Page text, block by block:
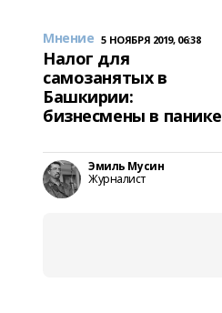
Мнение 5 НОЯБРЯ 2019, 06:38
Налог для
самозанятых в
Башкирии:
бизнесмены в панике
Эмиль Мусин
Журналист